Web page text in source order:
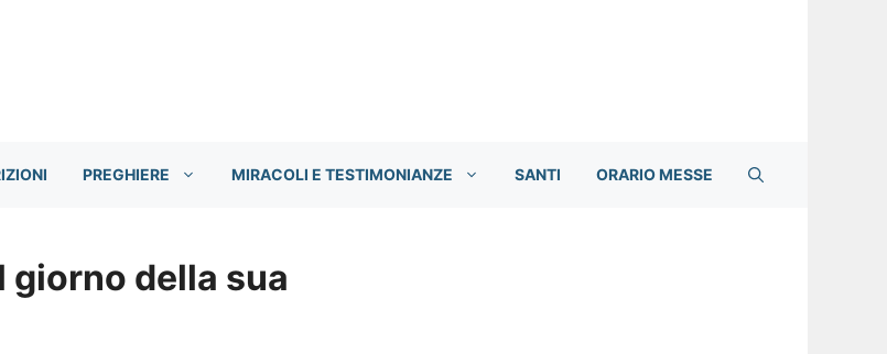
PREGHIERE MIRACOLI E TESTIMONIANZE SANTI ORARIO MESSE
giorno della sua